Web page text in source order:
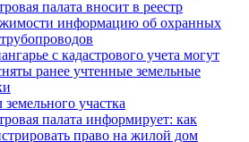
палата вносит в реестр
информацию об охранных
с кадастрового учета могут
ранее учтенные земельные
участка
палата информирует: как
право на жилой дом